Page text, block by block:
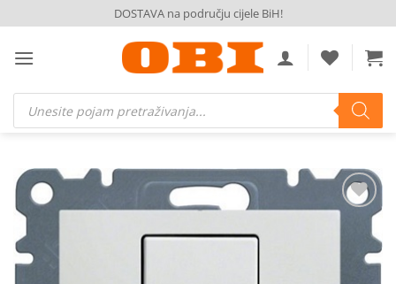
to
content
DOSTAVA na području cijele BiH!
Products
search
listu